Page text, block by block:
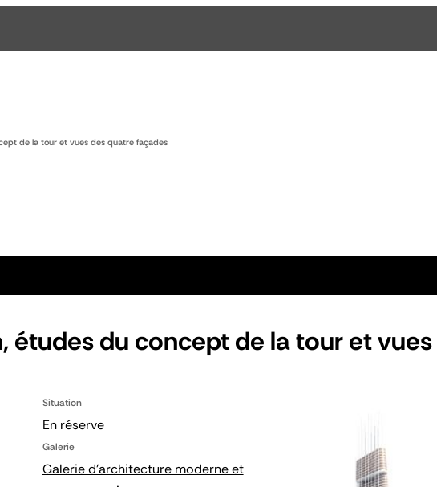
de la tour et vues des quatre façades
études du concept de la tour et
Situation
En réserve
Galerie
Galerie d'architecture moderne et